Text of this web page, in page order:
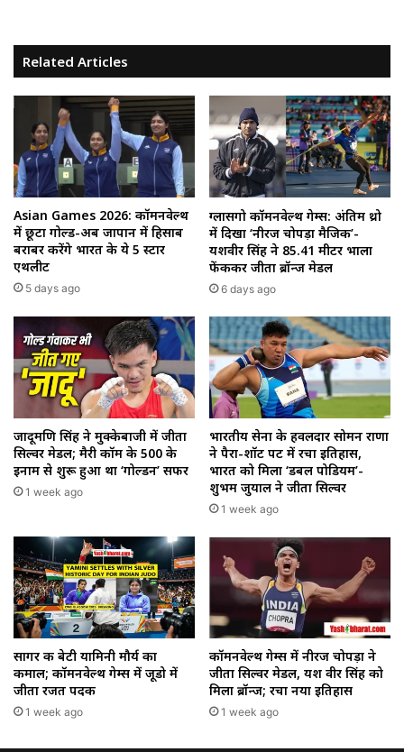
Related Articles
Asian Games 2026: कॉमनवेल्थ
में छूटा गोल्ड-अब जापान में हिसाब
बराबर करेंगे भारत के ये 5 स्टार
एथलीट
5 days ago
ग्लासगो कॉमनवेल्थ गेम्स: अंतिम थ्रो
में दिखा ‘नीरज चोपड़ा मैजिक’-
यशवीर सिंह ने 85.41 मीटर भाला
फेंककर जीता ब्रॉन्ज मेडल
6 days ago
जादूमणि सिंह ने मुक्केबाजी में जीता
सिल्वर मेडल; मैरी कॉम के ₹500 के
इनाम से शुरू हुआ था ‘गोल्डन’ सफर
1 week ago
भारतीय सेना के हवलदार सोमन राणा
ने पैरा-शॉट पट में रचा इतिहास,
भारत को मिला ‘डबल पोडियम’-
शुभम जुयाल ने जीता सिल्वर
1 week ago
सागर की बेटी यामिनी मौर्य का
कमाल; कॉमनवेल्थ गेम्स में जूडो में
जीता रजत पदक
1 week ago
कॉमनवेल्थ गेम्स में नीरज चोपड़ा ने
जीता सिल्वर मेडल, यश वीर सिंह को
मिला ब्रॉन्ज; रचा नया इतिहास
1 week ago